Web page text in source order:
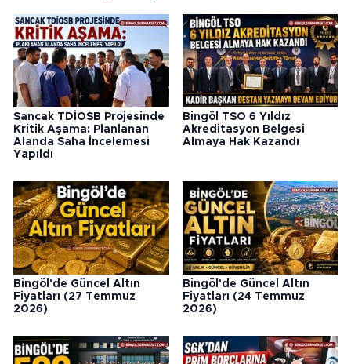
Sancak TDİOSB Projesinde
Kritik Aşama: Planlanan
Alanda Saha İncelemesi
Yapıldı
Bingöl TSO 6 Yıldız
Akreditasyon Belgesi
Almaya Hak Kazandı
Bingöl'de Güncel Altın
Fiyatları (27 Temmuz
2026)
Bingöl'de Güncel Altın
Fiyatları (24 Temmuz
2026)